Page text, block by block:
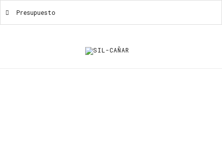
Presupuesto